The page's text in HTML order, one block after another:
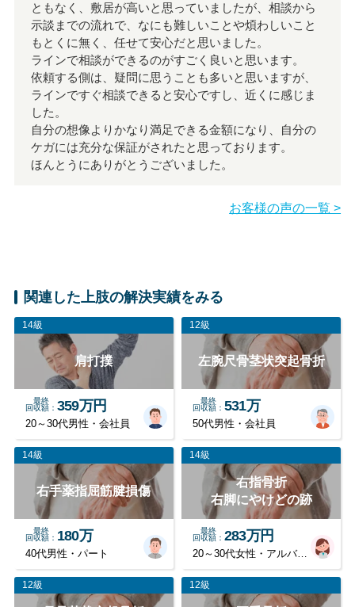
ともなく、敷居が高いと思っていましたが、相談から
示談までの流れで、なにも難しいことや煩わしいこと
もとくに無く、任せて安心だと思いました。
ラインで相談ができるのがすごく良いと思います。
依頼する側は、疑問に思うことも多いと思いますが、
ラインですぐ相談できると安心ですし、近くに感じま
した。
自分の想像よりかなり満足できる金額になり、自分の
ケガには充分な保証がされたと思っております。
ほんとうにありがとうございました。
お客様の声の一覧 >
関連した上肢の解決実績をみる
14級
肩打撲
最終
回収額
359万円
20～30代男性・会社員
12級
左腕尺骨茎状突起骨折
最終
回収額
531万
50代男性・会社員
14級
右手薬指屈筋腱損傷
最終
回収額
180万
40代男性・パート
14級
右指骨折
右脚にやけどの跡
最終
回収額
283万円
20～30代女性・アルバイト
12級 12級